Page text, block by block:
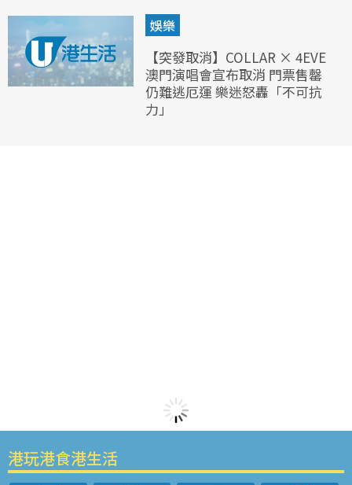
娛樂
【突發取消】COLLAR × 4EVE
澳門演唱會宣布取消 門票售罄
仍難逃厄運 樂迷怒轟「不可抗
力」
港玩港食港生活